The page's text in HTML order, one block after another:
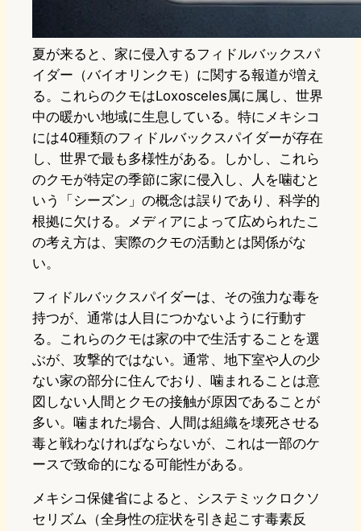
夏が来ると、家に侵入するフィドルバックスパ
イダー（バイオリンクモ）に関する報道が増え
る。これらのクモはLoxosceles属に属し、世界
中の暖かい地域に生息している。特にメキシコ
には40種類のフィドルバックスパイダーが存在
し、世界で最も多様性がある。しかし、これら
のクモが特定の季節に家に侵入し、人を噛むと
いう「シーズン」の概念は誤りであり、科学的
根拠に欠ける。メディアによって広められたこ
の考え方は、実際のクモの活動とは関係がな
い。
フィドルバックスパイダーは、その強力な毒を
持つが、通常は人目につかないように行動す
る。これらのクモは家の中で生活することを選
ぶが、攻撃的ではない。通常、地下室や人の少
ない家の部分に住んでおり、噛まれることは意
図しない人間とクモの接触が原因であることが
多い。噛まれた場合、人間は組織を壊死させる
毒と戦わなければならないが、これは一部のケ
ースで致命的になる可能性がある。
メキシコ保健省によると、システミックロクソ
セリズム（全身性の症状を引き起こす毒素反